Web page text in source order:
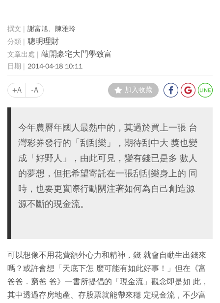
謝富旭、陳雅玲
聰明理財
敲開豪宅大門學致富
2014-04-18 10:11
+A -A 加入收藏
今年農曆年國人最熱中的，莫過於買上一張 台
灣彩券發行的「刮刮樂」，期待刮中大 獎也變
成「好野人」，由此可見，變有錢已是多 數人
的夢想，但把希望寄託在一張刮刮樂身上的 同
時，也要更實際行動關注著如何為自己創造源
源不斷的現金流。
可以想像不用花費額外心力和精神，錢 就會自動生出錢來
嗎？或許會想「天底下怎 麼可能有如此好事！」但在《富
爸爸．窮爸 爸》一書所提倡的「現金流」觀念即是如 此，
其中透過存房地產、存股票就能帶來穩 定現金流，不少富